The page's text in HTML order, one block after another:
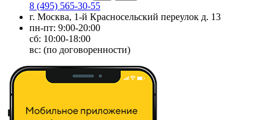
8 (495) 565-30-55
г. Москва, 1-й Красносельский переулок д. 13
пн-пт: 9:00-20:00
сб: 10:00-18:00
вс: (по договоренности)